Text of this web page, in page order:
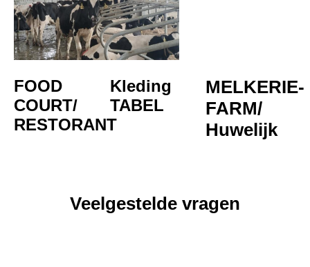
FOOD
COURT/
RESTORANT
Kleding
TABEL
MELKERIE-
FARM/
Huwelijk
Veelgestelde vragen